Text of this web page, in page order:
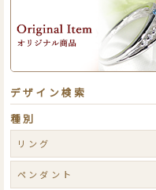
デザイン検索
種別
リング
ペンダント